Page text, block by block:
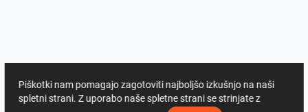
Piškotki nam pomagajo zagotoviti najboljšo izkušnjo na naši
spletni strani. Z uporabo naše spletne strani se strinjate z